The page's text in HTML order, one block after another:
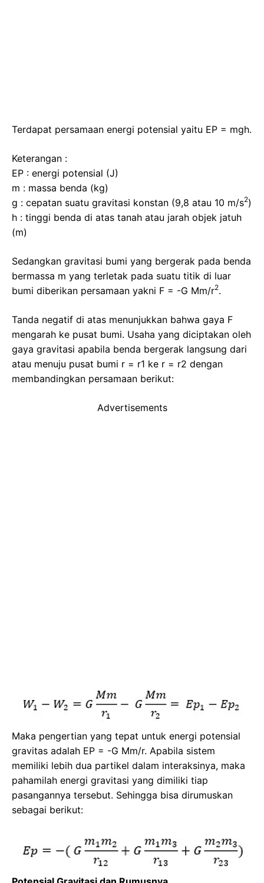
Terdapat persamaan energi potensial yaitu EP = mgh.
Keterangan :
EP : energi potensial (J)
m : massa benda (kg)
g : cepatan suatu gravitasi konstan (9,8 atau 10 m/s2)
h : tinggi benda di atas tanah atau jarah objek jatuh
(m)
Sedangkan gravitasi bumi yang bergerak pada benda
bermassa m yang terletak pada suatu titik di luar
bumi diberikan persamaan yakni F = -G Mm/r2.
Tanda negatif di atas menunjukkan bahwa gaya F
mengarah ke pusat bumi. Usaha yang diciptakan oleh
gaya gravitasi apabila benda bergerak langsung dari
atau menuju pusat bumi r = r1 ke r = r2 dengan
membandingkan persamaan berikut:
Advertisements
Maka pengertian yang tepat untuk energi potensial
gravitas adalah EP = -G Mm/r. Apabila sistem
memiliki lebih dua partikel dalam interaksinya, maka
pahamilah energi gravitasi yang dimiliki tiap
pasangannya tersebut. Sehingga bisa dirumuskan
sebagai berikut: